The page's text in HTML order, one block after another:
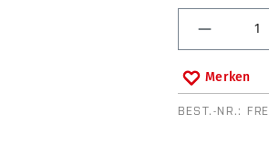
Merken
BEST.-NR.: